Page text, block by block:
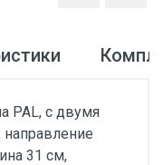
PAL, с двумя
31 см,